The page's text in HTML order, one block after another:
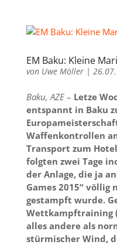
EM Baku: Kleine
von Uwe Möller|
Baku, AZE– Letze
entspannt in Baku
Waffenkontrollen
Transport zum
folgten zwei Tage
der Anlage, die ja
Games 2015“ völlig
gestampft wurde.
Wettkampftraining
alles andere als
stürmischer Wind,